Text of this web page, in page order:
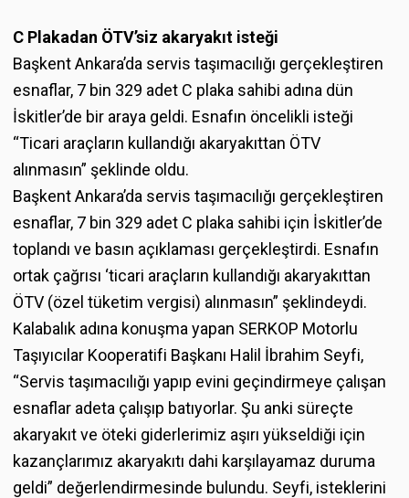
C Plakadan ÖTV’siz akaryakıt isteği
Başkent Ankara’da servis taşımacılığı gerçekleştiren
esnaflar, 7 bin 329 adet C plaka sahibi adına dün
İskitler’de bir araya geldi. Esnafın öncelikli isteği
“Ticari araçların kullandığı akaryakıttan ÖTV
alınmasın” şeklinde oldu.
Başkent Ankara’da servis taşımacılığı gerçekleştiren
esnaflar, 7 bin 329 adet C plaka sahibi için İskitler’de
toplandı ve basın açıklaması gerçekleştirdi. Esnafın
ortak çağrısı ‘ticari araçların kullandığı akaryakıttan
ÖTV (özel tüketim vergisi) alınmasın” şeklindeydi.
Kalabalık adına konuşma yapan SERKOP Motorlu
Taşıyıcılar Kooperatifi Başkanı Halil İbrahim Seyfi,
“Servis taşımacılığı yapıp evini geçindirmeye çalışan
esnaflar adeta çalışıp batıyorlar. Şu anki süreçte
akaryakıt ve öteki giderlerimiz aşırı yükseldiği için
kazançlarımız akaryakıtı dahi karşılayamaz duruma
geldi” değerlendirmesinde bulundu. Seyfi, isteklerini